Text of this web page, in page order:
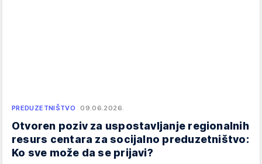
PREDUZETNIŠTVO 09.06.2026.
Otvoren poziv za uspostavljanje regionalnih
resurs centara za socijalno preduzetništvo:
Ko sve može da se prijavi?